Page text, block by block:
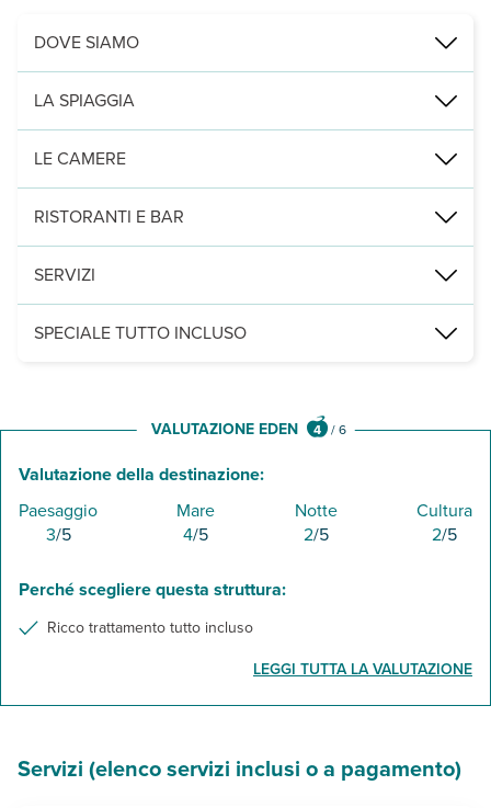
DOVE SIAMO
Agios Ioannis, a 30 m dalla spiaggia, a 3 km da Benitses e
LA SPIAGGIA
di ciottoli di fronte all’hotel, attrezzata con lettini e ombrelloni a
LE CAMERE
170 camere comfort con servizi privati, aria condizionata, TV
RISTORANTI E BAR
un ristorante, un bar in piscina e un lobby bar.
SERVIZI
una piscina attrezzata con ombrelloni e lettini a disposizione
SPECIALE TUTTO INCLUSO
- snack h 10-12.30, 14.30-19.30, 21.30-23 e tea time h 17-18
VALUTAZIONE EDEN 4 /6
Valutazione della destinazione:
Paesaggio
3/5
Mare
4/5
Notte
2/5
Cultura
2/5
Perché scegliere questa struttura:
Ricco trattamento tutto incluso
LEGGI TUTTA LA VALUTAZIONE
Servizi (elenco servizi inclusi o a pagamento)